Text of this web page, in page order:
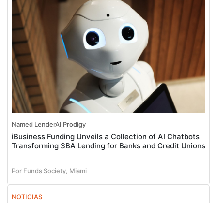
Named LenderAI Prodigy
iBusiness Funding Unveils a Collection of AI Chatbots
Transforming SBA Lending for Banks and Credit Unions
Por Funds Society, Miami
NOTICIAS